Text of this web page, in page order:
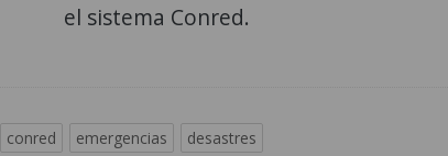
el sistema Conred.
conred emergencias
desastres